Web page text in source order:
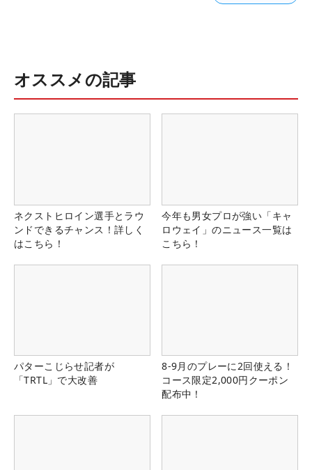
オススメの記事
ネクストヒロイン選手とラウ
ンドできるチャンス！詳しく
はこちら！
今年も男女プロが強い「キャ
ロウェイ」のニュース一覧は
こちら！
パターこじらせ記者が
「TRTL」で大改善
8-9月のプレーに2回使える！
コース限定2,000円クーポン
配布中！